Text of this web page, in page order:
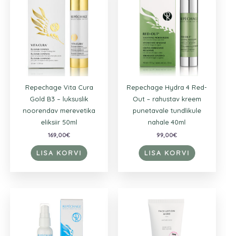
Repechage Vita Cura
Gold B3 – luksuslik
noorendav merevetika
eliksiir 50ml
169,00€
LISA KORVI
Repechage Hydra 4 Red-
Out – rahustav kreem
punetavale tundlikule
nahale 40ml
99,00€
LISA KORVI